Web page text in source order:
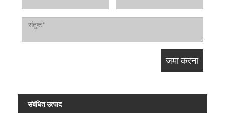
संबंधित उत्पाद